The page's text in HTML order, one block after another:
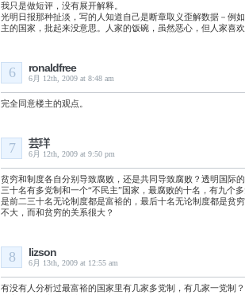
我只是做短评，没有展开解释。
光明日报那种扯淡，写的人知道自己是断章取义歪解数据－例
主的国家，批起来没意思。人家的饭碗，虽然恶心，但人家喜欢
ronaldfree
6月 12th, 2009 at 8:48 am
6
完全同意楼主的观点。
芸珜
6月 12th, 2009 at 9:50 pm
7
贫穷和制度各自分别导致腐败，还是共同导致腐败？透明国际
三十名有多党制和一个“不民主”国家，最腐败的十名，有九个
是前二三十名无论制度都是富裕的，最后十名无论制度都是贫
不大，而和贫穷的关系很大？
lizson
6月 13th, 2009 at 12:55 am
8
有没有人分析过最富裕的国家里有几家多党制，有几家一党制